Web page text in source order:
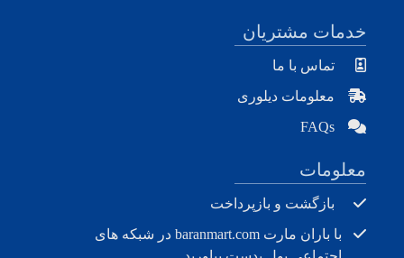
خدمات مشتریان
تماس با ما
معلومات دیلوری
FAQs
معلومات
بازگشت و بازپرداخت
با باران مارت baranmart.com در شبکه های